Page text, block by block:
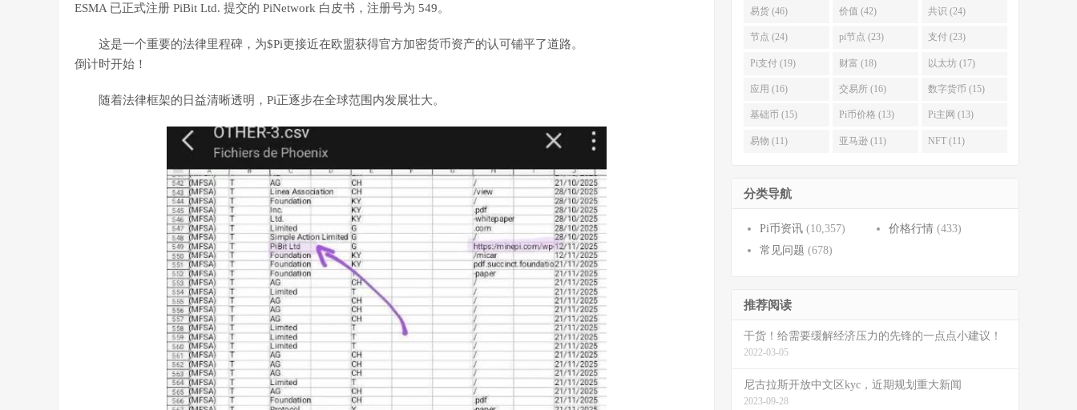
ESMA 已正式注册 PiBit Ltd. 提交的 PiNetwork 白皮书，注册号为 549。
这是一个重要的法律里程碑，为$Pi更接近在欧盟获得官方加密货币资产的认可铺平了道路。
倒计时开始！
随着法律框架的日益清晰透明，Pi正逐步在全球范围内发展壮大。
易货 (46) 价值 (42) 共识 (24)
节点 (24) pi节点 (23) 支付 (23)
Pi支付 (19) 财富 (18) 以太坊 (17)
应用 (16) 交易所 (16) 数字货币 (15)
基础币 (15) Pi币价格 (13) Pi主网 (13)
易物 (11) 亚马逊 (11) NFT (11)
分类导航
Pi币资讯 (10,357) 价格行情 (433)
常见问题 (678)
推荐阅读
干货！给需要缓解经济压力的先锋的一点点小建议！
2022-03-05
尼古拉斯开放中文区kyc，近期规划重大新闻
2023-09-28